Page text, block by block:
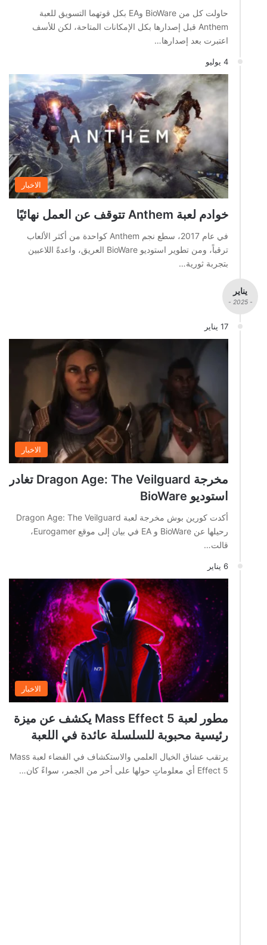
حاولت كل من BioWare وEA بكل قوتهما التسويق للعبة
Anthem قبل إصدارها بكل الإمكانات المتاحة، لكن للأسف
اعتبرت بعد إصدارها…
4 يوليو
الاخبار
خوادم لعبة Anthem تتوقف عن العمل نهائيًا
في عام 2017، سطع نجم Anthem كواحدة من أكثر الألعاب
ترقباً، ومن تطوير استوديو BioWare العريق، واعدةً اللاعبين
بتجربة ثورية…
يناير
- 2025 -
17 يناير
الاخبار
مخرجة Dragon Age: The Veilguard تغادر
استوديو BioWare
أكدت كورين بوش مخرجة لعبة Dragon Age: The Veilguard
رحيلها عن BioWare و EA في بيان إلى موقع Eurogamer،
قالت…
6 يناير
الاخبار
مطور لعبة Mass Effect 5 يكشف عن ميزة
رئيسية محبوبة للسلسلة عائدة في اللعبة
يرتقب عشاق الخيال العلمي والاستكشاف في الفضاء لعبة Mass
Effect 5 أي معلوماتٍ حولها على أحر من الجمر، سواءً كان…